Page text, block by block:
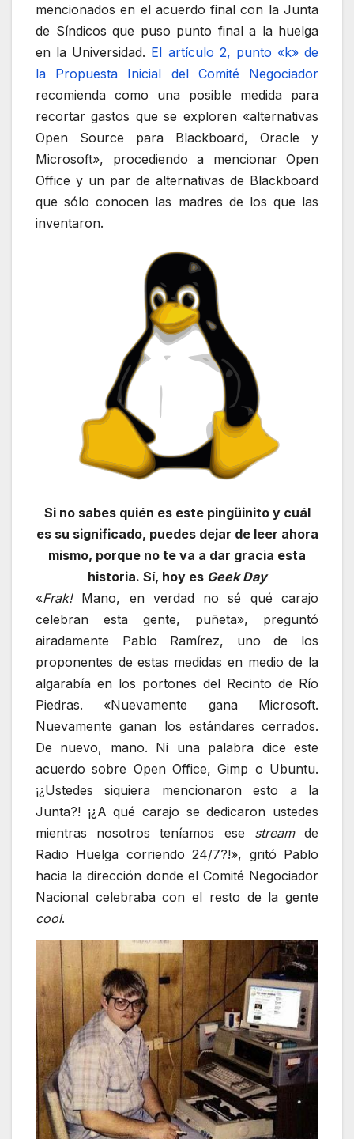
mencionados en el acuerdo final con la Junta
de Síndicos que puso punto final a la huelga
en la Universidad. El artículo 2, punto «k» de
la Propuesta Inicial del Comité Negociador
recomienda como una posible medida para
recortar gastos que se exploren «alternativas
Open Source para Blackboard, Oracle y
Microsoft», procediendo a mencionar Open
Office y un par de alternativas de Blackboard
que sólo conocen las madres de los que las
inventaron.
Si no sabes quién es este pingüinito y cuál
es su significado, puedes dejar de leer ahora
mismo, porque no te va a dar gracia esta
historia. Sí, hoy es Geek Day
«Frak!Mano, en verdad no sé qué carajo
celebran esta gente, puñeta», preguntó
airadamente Pablo Ramírez, uno de los
proponentes de estas medidas en medio de la
algarabía en los portones del Recinto de Río
Piedras. «Nuevamente gana Microsoft.
Nuevamente ganan los estándares cerrados.
De nuevo, mano. Ni una palabra dice este
acuerdo sobre Open Office, Gimp o Ubuntu.
¡¿Ustedes siquiera mencionaron esto a la
Junta?! ¡¿A qué carajo se dedicaron ustedes
mientras nosotros teníamos ese streamde
Radio Huelga corriendo 24/7?!», gritó Pablo
hacia la dirección donde el Comité Negociador
Nacional celebraba con el resto de la gente
cool.